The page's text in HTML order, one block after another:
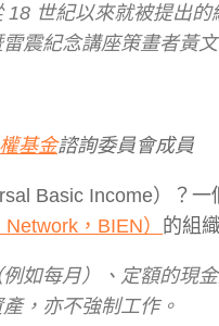
18 世紀以來就被提出
震紀念講座策畫者黃
基金諮詢委員會成員
Basic Income）？
，BIEN） 的組
如每月）、定額的現
，亦不強制工作。